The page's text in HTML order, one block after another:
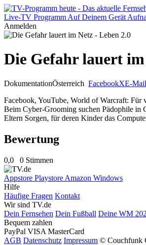
Live-TV Programm Auf Deinem Gerät
Anmelden
Die Gefahr lauert
DokumentationÖsterreich FacebookXE-Mail
Facebook, YouTube, World of Warcraft: Für
Beim Cyber-Grooming suchen Pädophile in
Eltern Sorgen, für deren Kinder das
Bewertung
0,0 0 Stimmen
Appstore Playstore Amazon Windows
Hilfe
Häufige Fragen Kontakt
Wir sind TV.de
Dein Fernsehen Dein Fußball Deine WM
Bequem zahlen
PayPal VISA MasterCard
AGB Datenschutz Impressum © Couchfunk